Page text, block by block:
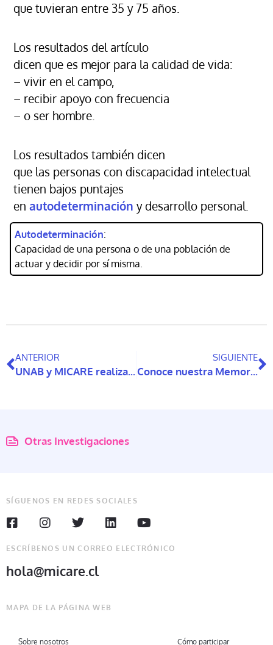
que tuvieran entre 35 y 75 años.
Los resultados del artículo
dicen que es mejor para la calidad de vida:
– vivir en el campo,
– recibir apoyo con frecuencia
– o ser hombre.
Los resultados también dicen
que las personas con discapacidad intelectual
tienen bajos puntajes
en autodeterminación y desarrollo personal.
Autodeterminación:
Capacidad de una persona o de una población de
actuar y decidir por sí misma.
ANTERIOR
UNAB y MICARE realizan conversatorio sobre aislamiento y soledad en personas mayores
SIGUIENTE
Conoce nuestra Memoria Anual 2021
Otras Investigaciones
SÍGUENOS EN REDES SOCIALES
ESCRÍBENOS UN CORREO ELECTRÓNICO
hola@micare.cl
MAPA DE LA PÁGINA WEB
Sobre nosotros Cómo participar